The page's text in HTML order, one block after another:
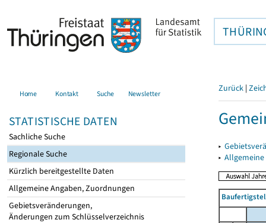
Home Kontakt Suche Newsletter
STATISTISCHE DATEN
Sachliche Suche
Regionale Suche
Kürzlich bereitgestellte Daten
Allgemeine Angaben, Zuordnungen
Gebietsveränderungen,
Änderungen zum Schlüsselverzeichnis
Zurück |
▸
▸